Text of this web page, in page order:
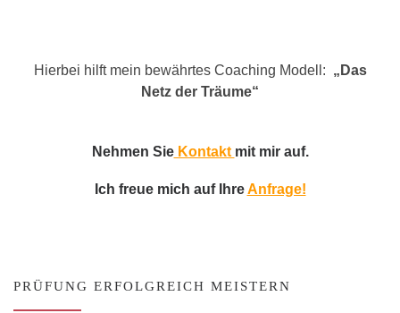
Hierbei hilft mein bewährtes Coaching Modell: „Das
Netz der Träume“
Nehmen SieKontakt mit mir auf.
Ich freue mich auf IhreAnfrage!
PRÜFUNG ERFOLGREICH MEISTERN